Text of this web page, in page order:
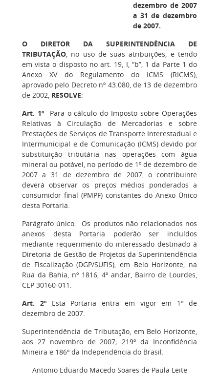
dezembro de 2007
a 31 de dezembro
de 2007.
O DIRETOR DA SUPERINTENDÊNCIA DE
TRIBUTAÇÃO, no uso de suas atribuições, e tendo
em vista o disposto no art. 19, I, “b”, 1 da Parte 1 do
Anexo XV do Regulamento do ICMS (RICMS),
aprovado pelo Decreto nº 43.080, de 13 de dezembro
de 2002, RESOLVE:
Art. 1ºPara o cálculo do Imposto sobre Operações
Relativas à Circulação de Mercadorias e sobre
Prestações de Serviços de Transporte Interestadual e
Intermunicipal e de Comunicação (ICMS) devido por
substituição tributária nas operações com água
mineral ou potável, no período de 1º de dezembro de
2007 a 31 de dezembro de 2007, o contribuinte
deverá observar os preços médios ponderados a
consumidor final (PMPF) constantes do Anexo Único
desta Portaria.
Parágrafo único. Os produtos não relacionados nos
anexos desta Portaria poderão ser incluídos
mediante requerimento do interessado destinado à
Diretoria de Gestão de Projetos da Superintendência
de Fiscalização (DGP/SUFIS), em Belo Horizonte, na
Rua da Bahia, nº 1816, 4º andar, Bairro de Lourdes,
CEP 30160-011.
Art. 2ºEsta Portaria entra em vigor em 1º de
dezembro de 2007.
Superintendência de Tributação, em Belo Horizonte,
aos 27 novembro de 2007; 219º da Inconfidência
Mineira e 186º da Independência do Brasil.
Antonio Eduardo Macedo Soares de Paula Leite